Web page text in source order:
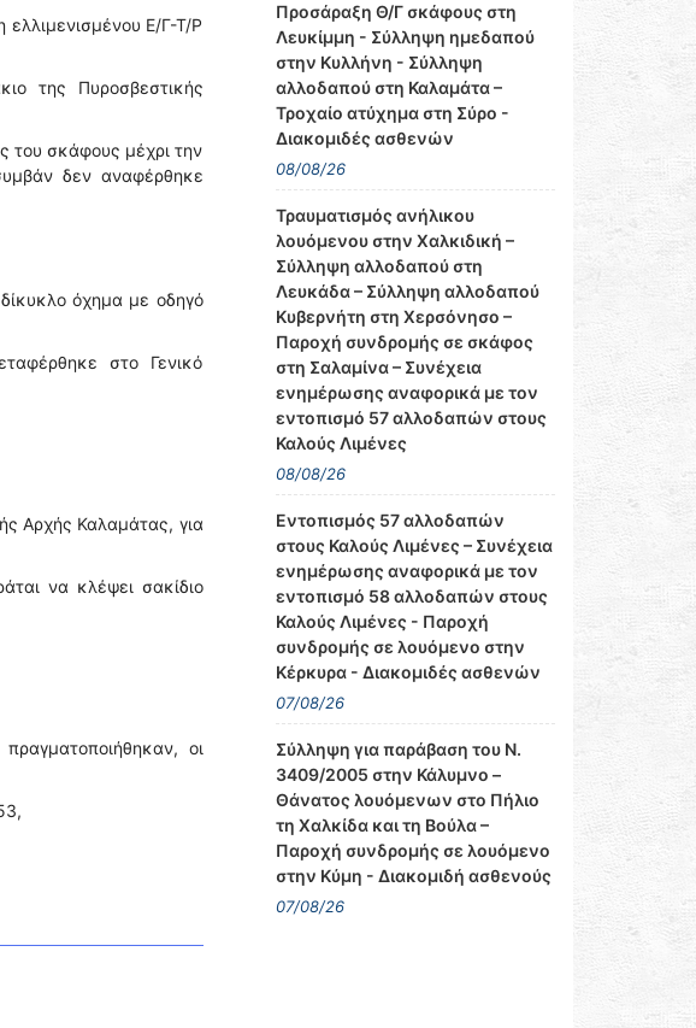
Ε/Γ-Τ/Ρ
της Πυροσβεστικής
του σκάφους μέχρι την
δεν αναφέρθηκε
όχημα με οδηγό
στο Γενικό
Αρχής Καλαμάτας, για
να κλέψει σακίδιο
οι
Προσάραξη Θ/Γ σκάφους στη
Λευκίμμη - Σύλληψη ημεδαπού
στην Κυλλήνη - Σύλληψη
αλλοδαπού στη Καλαμάτα –
Τροχαίο ατύχημα στη Σύρο -
Διακομιδές ασθενών
08/08/26
Τραυματισμός ανήλικου
λουόμενου στην Χαλκιδική –
Σύλληψη αλλοδαπού στη
Λευκάδα – Σύλληψη αλλοδαπού
Κυβερνήτη στη Χερσόνησο –
Παροχή συνδρομής σε σκάφος
στη Σαλαμίνα – Συνέχεια
ενημέρωσης αναφορικά με τον
εντοπισμό 57 αλλοδαπών στους
Καλούς Λιμένες
08/08/26
Εντοπισμός 57 αλλοδαπών
στους Καλούς Λιμένες – Συνέχεια
ενημέρωσης αναφορικά με τον
εντοπισμό 58 αλλοδαπών στους
Καλούς Λιμένες - Παροχή
συνδρομής σε λουόμενο στην
Κέρκυρα - Διακομιδές ασθενών
07/08/26
Σύλληψη για παράβαση του Ν.
3409/2005 στην Κάλυμνο –
Θάνατος λουόμενων στο Πήλιο
τη Χαλκίδα και τη Βούλα –
Παροχή συνδρομής σε λουόμενο
στην Κύμη - Διακομιδή ασθενούς
07/08/26